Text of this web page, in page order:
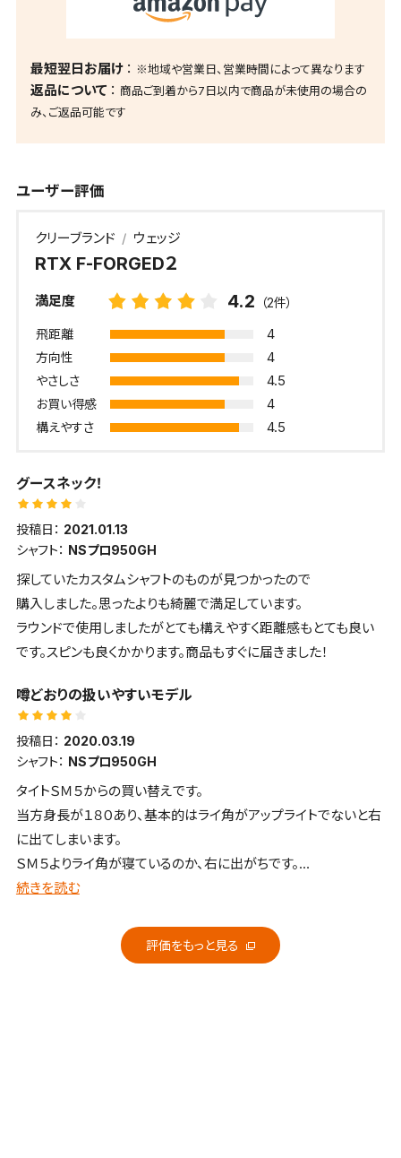
最短翌日お届け ※地域や営業日、営業時間によって異なります
返品について
商品ご到着から7日以内で商品が未使用の場合の
み、ご返品可能です
ユーザー評価
クリーブランド ウェッジ
RTX F-FORGED２
満足度 4.2 （2件）
飛距離 4
方向性 4
やさしさ 4.5
お買い得感 4
構えやすさ 4.5
グースネック！
投稿日： 2021.01.13
シャフト： NSプロ950GH
探していたカスタムシャフトのものが見つかったので
購入しました。思ったよりも綺麗で満足しています。
ラウンドで使用しましたがとても構えやすく距離感もとても良い
です。スピンも良くかかります。商品もすぐに届きました！
噂どおりの扱いやすいモデル
投稿日： 2020.03.19
シャフト： NSプロ950GH
タイトＳＭ５からの買い替えです。
当方身長が１８０あり、基本的はライ角がアップライトでないと右
に出てしまいます。
ＳＭ５よりライ角が寝ているのか、右に出がちです。
グリーンに落ちても右に曲がります。
アイアンのシャフトが60ｇ台なので、９５０ＧＨから８５０ＧＨにリ
続きを読む
評価をもっと見る